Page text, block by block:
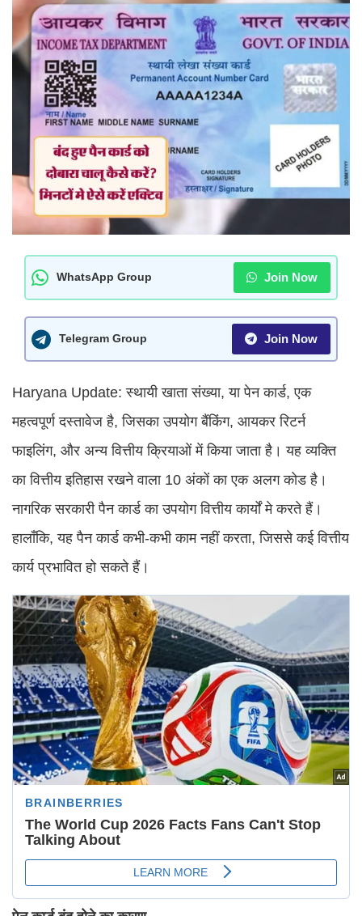
WhatsApp Group Join Now
Telegram Group Join Now
Haryana Update: स्थायी खाता संख्या, या पेन कार्ड, एक
महत्वपूर्ण दस्तावेज है, जिसका उपयोग बैंकिंग, आयकर रिटर्न
फाइलिंग, और अन्य वित्तीय क्रियाओं में किया जाता है। यह व्यक्ति
का वित्तीय इतिहास रखने वाला 10 अंकों का एक अलग कोड है।
नागरिक सरकारी पैन कार्ड का उपयोग वित्तीय कार्यों मे करते हैं।
हालाँकि, यह पैन कार्ड कभी-कभी काम नहीं करता, जिससे कई वित्तीय
कार्य प्रभावित हो सकते हैं।